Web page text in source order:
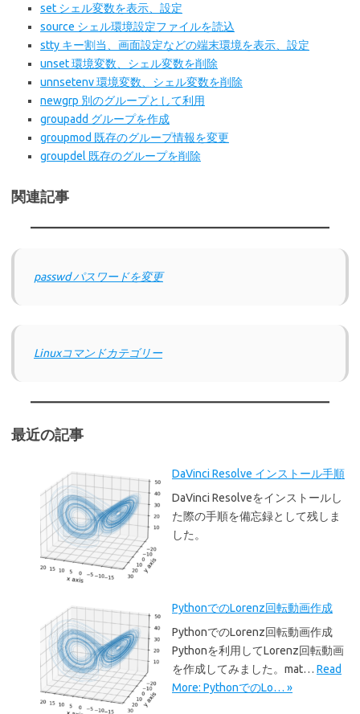
set シェル変数を表示、設定
source シェル環境設定ファイルを読込
stty キー割当、画面設定などの端末環境を表示、設定
unset 環境変数、シェル変数を削除
unnsetenv 環境変数、シェル変数を削除
newgrp 別のグループとして利用
groupadd グループを作成
groupmod 既存のグループ情報を変更
groupdel 既存のグループを削除
関連記事
passwd パスワードを変更
Linuxコマンドカテゴリー
最近の記事
DaVinci Resolve インストール手順
DaVinci Resolveをインストールし
た際の手順を備忘録として残しま
した。
PythonでのLorenz回転動画作成
PythonでのLorenz回転動画作成
Pythonを利用してLorenz回転動画
を作成してみました。mat… Read
More: PythonでのLo… »